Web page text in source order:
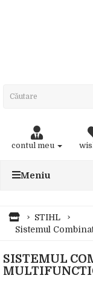
contul meu
Meniu
STIHL
Sistemul
SISTEMUL